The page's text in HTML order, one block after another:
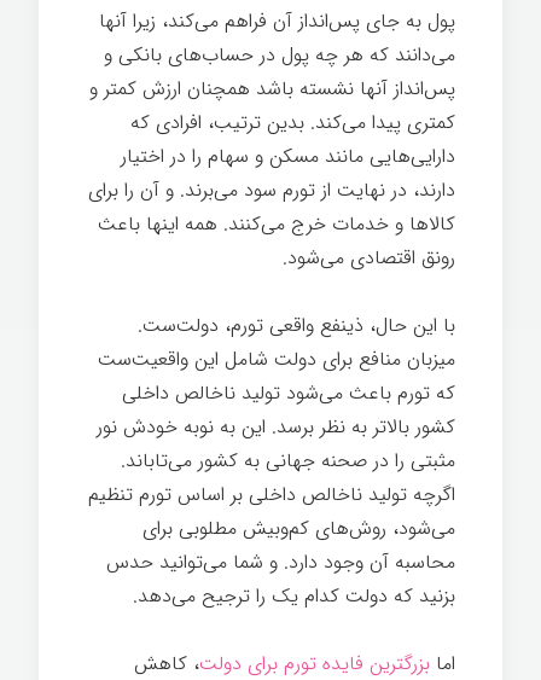
پول به جای پس‌انداز آن فراهم می‌کند، زیرا آنها
می‌دانند که هر چه پول در حساب‌های بانکی و
پس‌انداز آنها نشسته باشد همچنان ارزش کمتر و
کمتری پیدا می‌کند. بدین ترتیب، افرادی که
دارایی‌هایی مانند مسکن و سهام را در اختیار
دارند، در نهایت از تورم سود می‌برند. و آن را برای
کالاها و خدمات خرج می‌کنند. همه اینها باعث
رونق اقتصادی می‌شود.
با این حال، ذینفع واقعی تورم، دولت‌ست.
میزبان منافع برای دولت شامل این واقعیت‌ست
که تورم باعث می‌شود تولید ناخالص داخلی
کشور بالاتر به نظر برسد. این به نوبه خودش نور
مثبتی را در صحنه جهانی به کشور می‌تاباند.
اگرچه تولید ناخالص داخلی بر اساس تورم تنظیم
می‌شود، روش‌های کم‌وبیش مطلوبی برای
محاسبه آن وجود دارد. و شما می‌توانید حدس
بزنید که دولت کدام یک را ترجیح می‌دهد.
اما بزرگترین فایده تورم برای دولت، کاهش